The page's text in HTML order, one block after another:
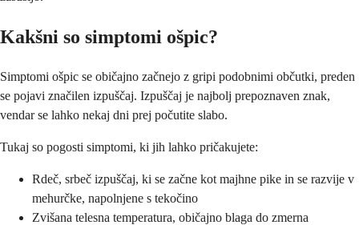
Kakšni so simptomi ošpic?
Simptomi ošpic se običajno začnejo z gripi podobnimi občutki, preden
se pojavi značilen izpuščaj. Izpuščaj je najbolj prepoznaven znak,
vendar se lahko nekaj dni prej počutite slabo.
Tukaj so pogosti simptomi, ki jih lahko pričakujete:
Rdeč, srbeč izpuščaj, ki se začne kot majhne pike in se razvije v
mehurčke, napolnjene s tekočino
Zvišana telesna temperatura, običajno blaga do zmerna